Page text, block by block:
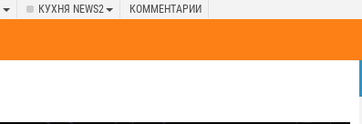
КУХНЯ NEWS2 КОММЕНТАРИИ